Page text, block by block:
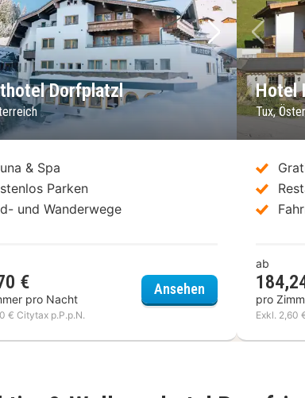
Bild
Nächstes
Dorfplatzl
& Spa
Parken
und Wanderwege
€
pro Nacht
€ Citytax p.P.p.N.
AnsehenAparthotel
Hotel
Tux,
ab
pro
Exkl. 2,60